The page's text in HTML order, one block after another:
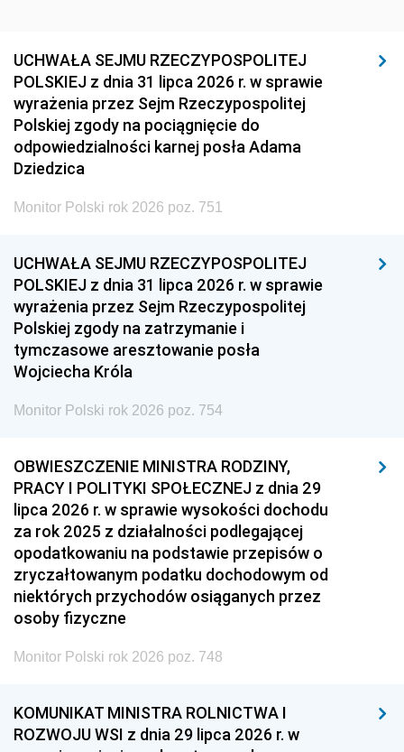
UCHWAŁA SEJMU RZECZYPOSPOLITEJ
POLSKIEJ z dnia 31 lipca 2026 r. w sprawie
wyrażenia przez Sejm Rzeczypospolitej
Polskiej zgody na pociągnięcie do
odpowiedzialności karnej posła Adama
Dziedzica
Monitor Polski rok 2026 poz. 751
UCHWAŁA SEJMU RZECZYPOSPOLITEJ
POLSKIEJ z dnia 31 lipca 2026 r. w sprawie
wyrażenia przez Sejm Rzeczypospolitej
Polskiej zgody na zatrzymanie i
tymczasowe aresztowanie posła
Wojciecha Króla
Monitor Polski rok 2026 poz. 754
OBWIESZCZENIE MINISTRA RODZINY,
PRACY I POLITYKI SPOŁECZNEJ z dnia 29
lipca 2026 r. w sprawie wysokości dochodu
za rok 2025 z działalności podlegającej
opodatkowaniu na podstawie przepisów o
zryczałtowanym podatku dochodowym od
niektórych przychodów osiąganych przez
osoby fizyczne
Monitor Polski rok 2026 poz. 748
KOMUNIKAT MINISTRA ROLNICTWA I
ROZWOJU WSI z dnia 29 lipca 2026 r. w